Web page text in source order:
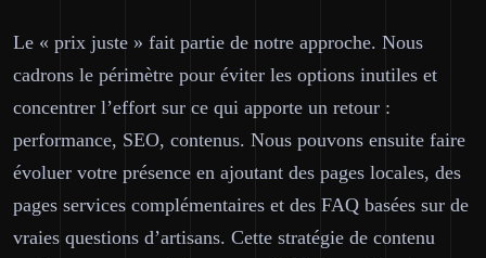
Le « prix juste » fait partie de notre approche. Nous
cadrons le périmètre pour éviter les options inutiles et
concentrer l’effort sur ce qui apporte un retour :
performance, SEO, contenus. Nous pouvons ensuite faire
évoluer votre présence en ajoutant des pages locales, des
pages services complémentaires et des FAQ basées sur de
vraies questions d’artisans. Cette stratégie de contenu